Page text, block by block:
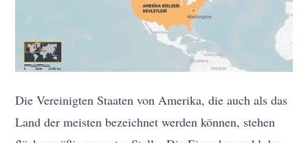
Die Vereinigten Staaten von Amerika, die auch als das
Land der meisten bezeichnet werden können, stehen